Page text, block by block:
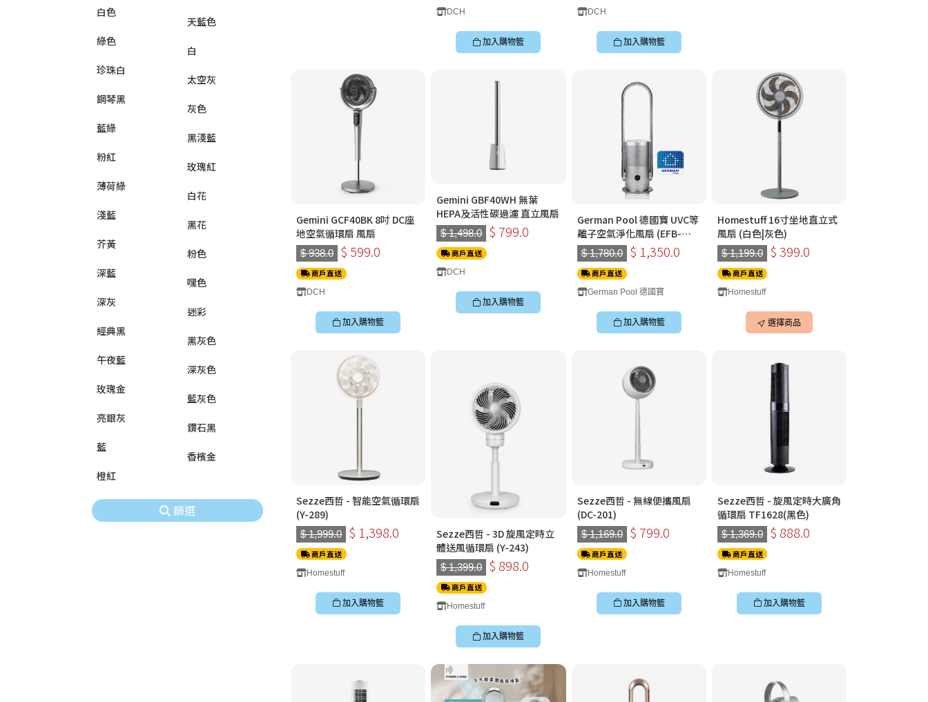
白色
綠色
珍珠白
鋼琴黑
藍綠
粉紅
薄荷綠
淺藍
芥黃
深藍
深灰
經典黑
午夜藍
玫瑰金
亮銀灰
藍
橙紅
天藍色
白
太空灰
灰色
黑淺藍
玫瑰紅
白花
黑花
粉色
嘿色
迷彩
黑灰色
深灰色
藍灰色
鑽石黑
香檳金
篩選
DCH
加入購物籃
DCH
加入購物籃
Gemini GCF40BK 8吋 DC座
地空氣循環扇 風扇
$ 938.0 $ 599.0
商戶直送
DCH
加入購物籃
Gemini GBF40WH 無葉
HEPA及活性碳過濾 直立風扇
$ 1,498.0 $ 799.0
商戶直送
DCH
加入購物籃
German Pool 德國寶 UVC等
離子空氣淨化風扇 (EFB-
PC30-SC)
$ 1,780.0 $ 1,350.0
商戶直送
German Pool 德國寶
加入購物籃
Homestuff 16寸坐地直立式
風扇 (白色|灰色)
$ 1,199.0 $ 399.0
商戶直送
Homestuff
選擇商品
Sezze西哲 - 智能空氣循環扇
(Y-289)
$ 1,999.0 $ 1,398.0
商戶直送
Homestuff
加入購物籃
Sezze西哲 - 3D 旋風定時立
體送風循環扇 (Y-243)
$ 1,399.0 $ 898.0
商戶直送
Homestuff
加入購物籃
Sezze西哲 - 無線便攜風扇
(DC-201)
$ 1,169.0 $ 799.0
商戶直送
Homestuff
加入購物籃
Sezze西哲 - 旋風定時大廣角
循環扇 TF1628(黑色)
$ 1,369.0 $ 888.0
商戶直送
Homestuff
加入購物籃